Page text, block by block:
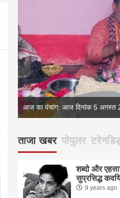
आज का पंचांग: आज दिनांक 5 अगस्त
ताजा खबर पोपुलर
शब्दो और
सुप्रसिद्ध
9 years ago